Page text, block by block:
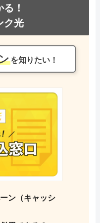
！
ク光
を知りたい！
ン（キャッシ